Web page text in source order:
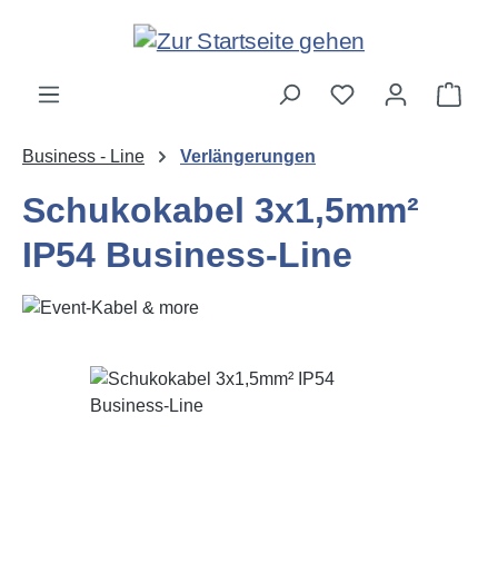
Zum Hauptinhalt springen
Business - Line Verlängerungen
Schukokabel 3x1,5mm²
IP54 Business-Line
Bildergalerie überspringen